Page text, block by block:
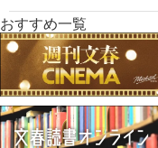
おすすめ一覧